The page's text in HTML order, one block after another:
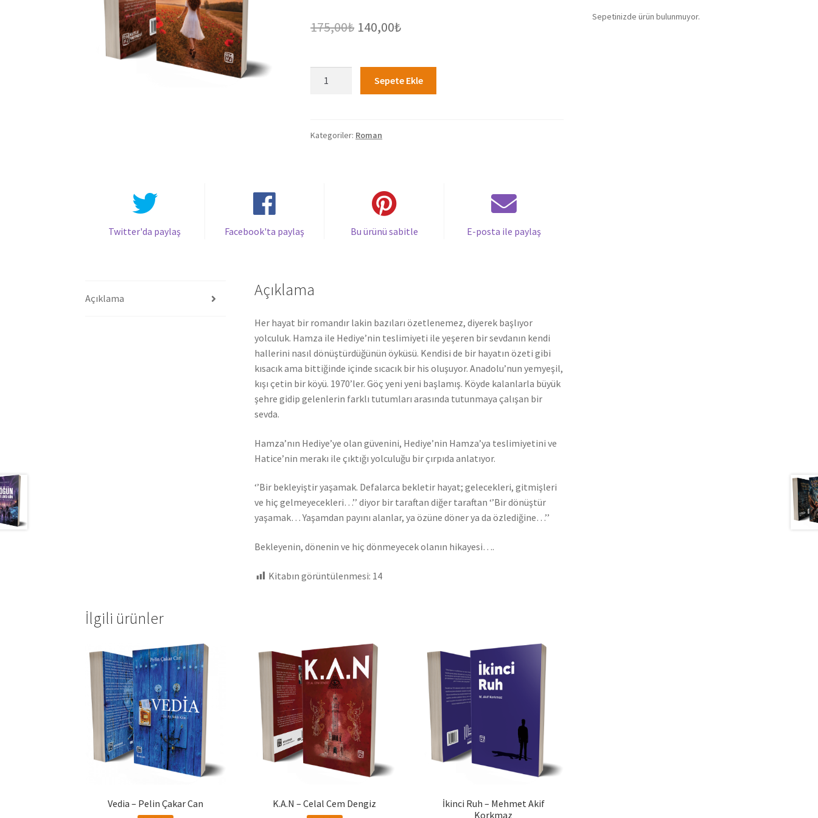
175,00₺ Orijinal
175,00₺.
140,00₺Şu
fiyat:
140,00₺.
Seyit
Sepete Ekle
Kategoriler: Roman
Twitter'da paylaş Facebook'ta paylaş Bu ürünü sabitle E-posta ile paylaş
Açıklama Açıklama
Her hayat bir romandır lakin bazıları özetlenemez, diyerek başlıyor
yolculuk. Hamza ile Hediye’nin teslimiyeti ile yeşeren bir sevdanın kendi
hallerini nasıl dönüştürdüğünün öyküsü. Kendisi de bir hayatın özeti gibi
kısacık ama bittiğinde içinde sıcacık bir his oluşuyor. Anadolu’nun yemyeşil,
kışı çetin bir köyü. 1970’ler. Göç yeni yeni başlamış. Köyde kalanlarla büyük
şehre gidip gelenlerin farklı tutumları arasında tutunmaya çalışan bir
sevda.
Hamza’nın Hediye’ye olan güvenini, Hediye’nin Hamza’ya teslimiyetini ve
Hatice’nin merakı ile çıktığı yolculuğu bir çırpıda anlatıyor.
‘’Bir bekleyiştir yaşamak. Defalarca bekletir hayat; gelecekleri, gitmişleri
ve hiç gelmeyecekleri…’’ diyor bir taraftan diğer taraftan ‘’Bir dönüştür
yaşamak… Yaşamdan payını alanlar, ya özüne döner ya da özlediğine…’’
Bekleyenin, dönenin ve hiç dönmeyecek olanın hikayesi….
Kitabın görüntülenmesi: 14
İlgili ürünler
Vedia – Pelin Çakar Can K.A.N – Celal Cem Dengiz
İkinci Ruh – Mehmet Akif
Korkmaz
Sepetinizde ürün bulunmuyor.